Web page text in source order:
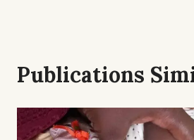
Publications